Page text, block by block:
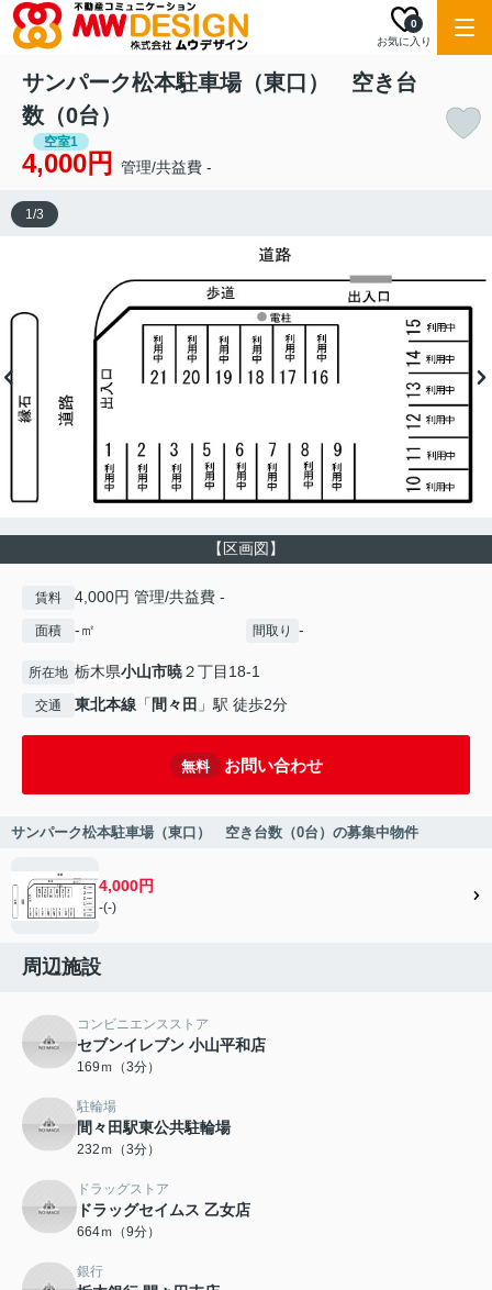
お気に入り
0
サンパーク松本駐車場（東口） 空き台
数（0台）
空室1
4,000円 管理/共益費 -
【区画図】
1/3
賃料 4,000円 管理/共益費 -
面積 -㎡ 間取り -
所在地 栃木県小山市暁２丁目18-1
交通 東北本線 「 間々田 」駅 徒歩2分
無料 お問い合わせ
サンパーク松本駐車場（東口） 空き台数（0台）の募集中物件
4,000円
-(-)
周辺施設
コンビニエンスストア
セブンイレブン 小山平和店
169ｍ（3分）
駐輪場
間々田駅東公共駐輪場
232ｍ（3分）
ドラッグストア
ドラッグセイムス 乙女店
664ｍ（9分）
銀行